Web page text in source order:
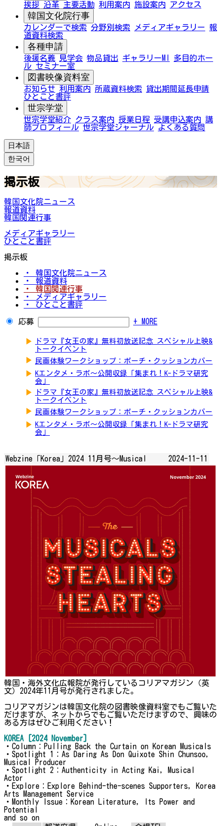
挨拶 沿革 主要活動 利用案内 施設案内 アクセス
韓国文化院行事
カレンダーで検索 分野別検索 メディアギャラリー 報
道資料検索
各種申請
後援名義 見学会 物品貸出 ギャラリーMI
多目的ホー
ル セミナー室
図書映像資料室
お知らせ 利用案内 所蔵資料検索
貸出期間延長申請
ひとこと書評
世宗学堂
世宗学堂紹介 クラス案内 授業日程 受講申込案内 講
師プロフィール 世宗学堂ジャーナル よくある質問
日本語
한국어
掲示板
韓国文化院ニュース
報道資料
韓国関連行事
メディアギャラリー
ひとこと書評
掲示板
・ 韓国文化院ニュース
・ 報道資料
・ 韓国関連行事
・ メディアギャラリー
・ ひとこと書評
応募 + MORE
▶
ドラマ『女王の家』無料初放送記念 スペシャル上映&
トークイベント
▶ 民画体験ワークショップ：ポーチ・クッションカバー
▶ Kエンタメ・ラボ～公開収録「集まれ！K-ドラマ研究
会」
▶
ドラマ『女王の家』無料初放送記念 スペシャル上映&
トークイベント
▶ 民画体験ワークショップ：ポーチ・クッションカバー
▶ Kエンタメ・ラボ～公開収録「集まれ！K-ドラマ研究
会」
Webzine「Korea」2024 11月号～Musical 2024-11-11
韓国・海外文化広報院が発行しているコリアマガジン（英
文）2024年11月号が発行されました。
コリアマガジンは韓国文化院の図書映像資料室でもご覧いた
だけますが、ネットからでもご覧いただけますので、興味の
ある方はぜひご利用ください！
KOREA [2024 November]
・Column：Pulling Back the Curtain on Korean Musicals
・Spotlight 1：As Daring As Don Quixote Shin Chunsoo,
Musical Producer
・Spotlight 2：Authenticity in Acting Kai, Musical
Actor
・Explore：Explore Behind-the-scenes Supporters, Korea
Arts Management Service
・Monthly Issue：Korean Literature, Its Power and
Potential
and so on